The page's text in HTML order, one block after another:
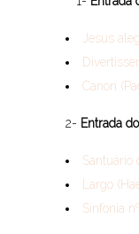
Jesus
Canon
2- Entrada
Santuário
Largo
Sinfonia